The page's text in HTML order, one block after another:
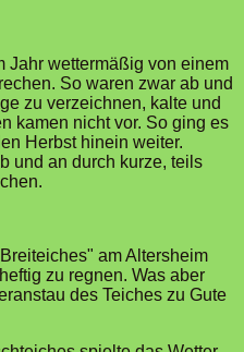
Jahr wettermäßig von einem
So waren zwar ab und
zu verzeichnen, kalte und
kamen nicht vor. So ging es
Herbst hinein weiter.
und an durch kurze, teils
am Altersheim
zu regnen. Was aber
des Teiches zu Gute